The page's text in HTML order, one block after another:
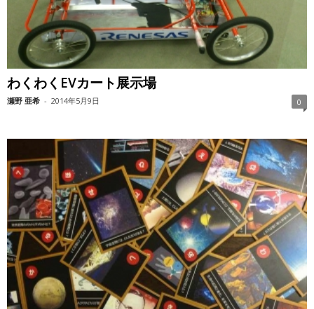
わくわくEVカート展示場
瀬野 亜希 - 2014年5月9日 0